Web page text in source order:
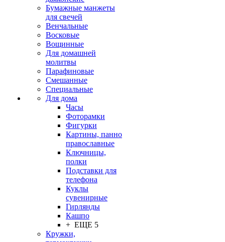
Бумажные манжеты
для свечей
Венчальные
Восковые
Вощинные
Для домашней
молитвы
Парафиновые
Смешанные
Специальные
Для дома
Часы
Фоторамки
Фигурки
Картины, панно
православные
Ключницы,
полки
Подставки для
телефона
Куклы
сувенирные
Гирлянды
Кашпо
+ ЕЩЕ 5
Кружки,